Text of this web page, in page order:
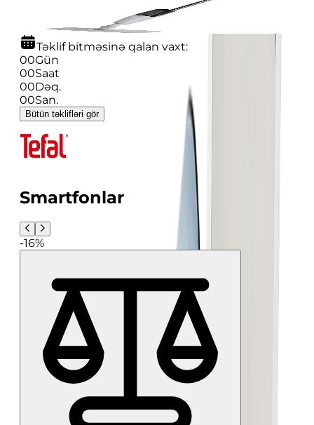
29.99
Təklif bitməsinə qalan vaxt:
00Gün
00Saat
00Dəq.
00San.
Bütün təklifləri gör
Smartfonlar
-16%